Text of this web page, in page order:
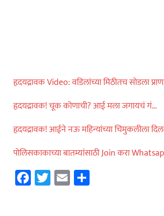
महाराष्ट्र
भरतीसाठी
खाली
स्टार
हृदयद्रावक Video: वडिलांच्या मिठीतच सोडला
हृदयद्रावक! चूक कोणाची? आई मला जगायचं गं…
हृदयद्रावक! आईने नऊ महिन्यांच्या चिमुकलीला
पोलिसकाकाच्या बातम्यांसाठी Join करा
Facebook
Twitter
EmailShare